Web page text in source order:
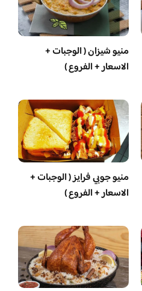
منيو شيزان ( الوجبات +
الاسعار + الفروع )
منيو جوبي فرايز ( الوجبات +
الاسعار + الفروع )